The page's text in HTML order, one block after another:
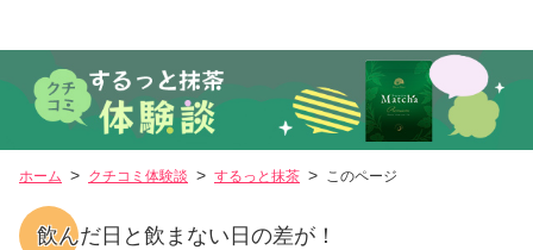
ホーム クチコミ体験談 するっと抹茶 このページ
飲んだ日と飲まない日の差が！